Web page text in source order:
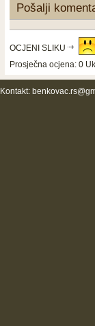
Pošalji
OCJENI SLIKU
Prosječna ocjena: 0
Kontakt: